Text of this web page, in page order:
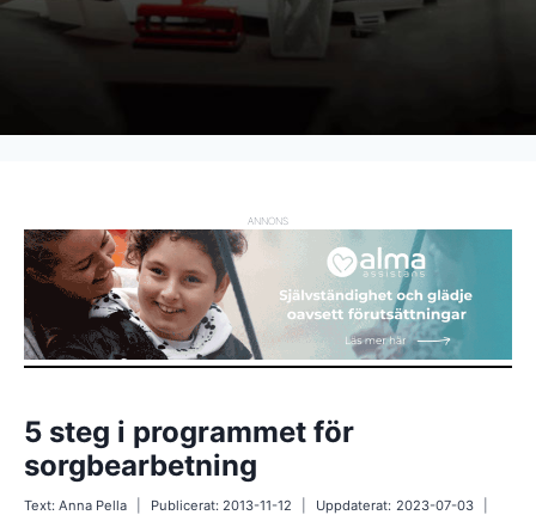
ANNONS
5 steg i programmet för
sorgbearbetning
Text: Anna Pella Publicerat: 2013-11-12 Uppdaterat: 2023-07-03